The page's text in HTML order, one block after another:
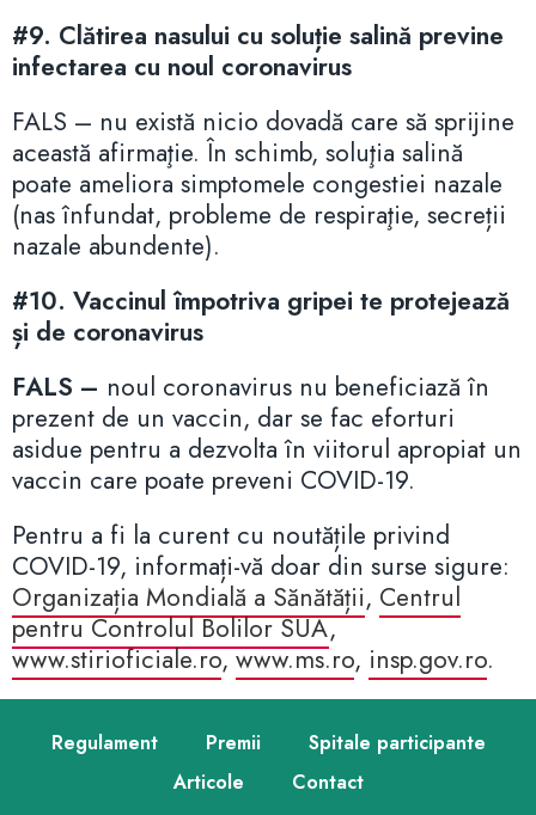
#9. Clătirea nasului cu soluție salină previne
infectarea cu noul coronavirus
FALS – nu există nicio dovadă care să sprijine
această afirmaţie. În schimb, soluţia salină
poate ameliora simptomele congestiei nazale
(nas înfundat, probleme de respiraţie, secreții
nazale abundente).
#10. Vaccinul împotriva gripei te protejează
și de coronavirus
FALS – noul coronavirus nu beneficiază în
prezent de un vaccin, dar se fac eforturi
asidue pentru a dezvolta în viitorul apropiat un
vaccin care poate preveni COVID-19.
Pentru a fi la curent cu noutățile privind
COVID-19, informați-vă doar din surse sigure:
Organizația Mondială a Sănătății, Centrul
pentru Controlul Bolilor SUA,
www.stirioficiale.ro,www.ms.ro, insp.gov.ro.
Regulament Premii
Spitale participante
Articole
Contact